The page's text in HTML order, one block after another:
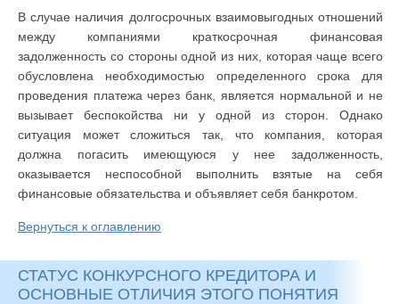
В случае наличия долгосрочных взаимовыгодных отношений
между компаниями краткосрочная финансовая
задолженность со стороны одной из них, которая чаще всего
обусловлена необходимостью определенного срока для
проведения платежа через банк, является нормальной и не
вызывает беспокойства ни у одной из сторон. Однако
ситуация может сложиться так, что компания, которая
должна погасить имеющуюся у нее задолженность,
оказывается неспособной выполнить взятые на себя
финансовые обязательства и объявляет себя банкротом.
Вернуться к оглавлению
СТАТУС КОНКУРСНОГО КРЕДИТОРА И
ОСНОВНЫЕ ОТЛИЧИЯ ЭТОГО ПОНЯТИЯ